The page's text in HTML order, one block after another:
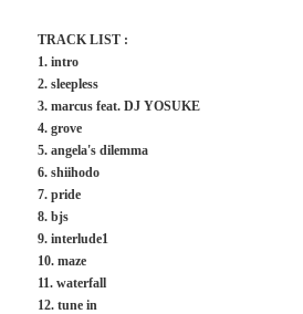
TRACK LIST :
1. intro
2. sleepless
3. marcus feat. DJ YOSUKE
4. grove
5. angela's dilemma
6. shiihodo
7. pride
8. bjs
9. interlude1
10. maze
11. waterfall
12. tune in